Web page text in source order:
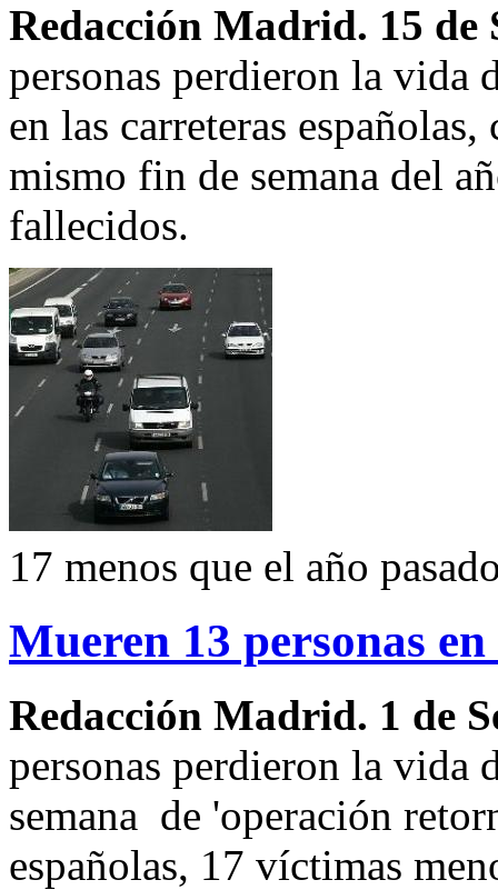
Redacción Madrid. 15 de
personas perdieron la vida
en las carreteras
mismo fin de semana del
fallecidos.
17 menos que el año
Mueren 13 personas
Redacción Madrid. 1 de
personas perdieron la vida
semana de 'operación
españolas, 17 víctimas